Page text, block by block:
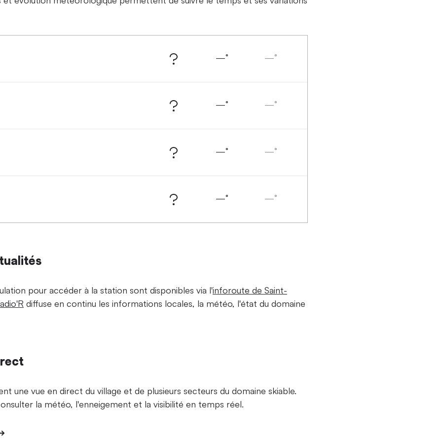
—° —°
—° —°
—° —°
—° —°
pour accéder à la station sont disponibles via l'inforoute de Saint-
diffuse en continu les informations locales, la météo, l'état du domaine
une vue en direct du village et de plusieurs secteurs du domaine skiable.
la météo, l'enneigement et la visibilité en temps réel.